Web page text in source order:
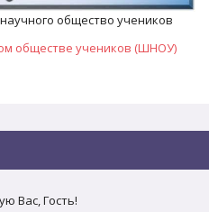
общество учеников
обществе учеников (ШНОУ)
Вас,Гость!